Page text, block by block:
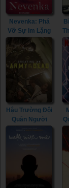
Nevenka: Phá
Vỡ Sự Im Lặng
Nevenka:
Silence (2021)
Hậu Trường Đội
Quân Người
Creating An
Army Of The
Dead (2021)